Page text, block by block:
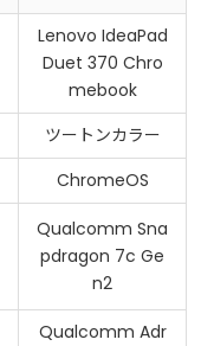
Lenovo IdeaPad
Duet 370 Chro
mebook
ツートンカラー
ChromeOS
Qualcomm Sna
pdragon 7c Ge
n2
Qualcomm Adr